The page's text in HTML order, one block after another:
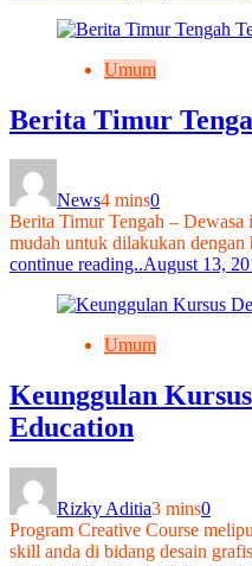
Umum
Berita Timur
News4 mins0
Berita Timur Tengah – Dewasa
mudah untuk dilakukan
continue reading..August 13,
Umum
Keunggulan
Education
Rizky Aditia3 mins0
Program Creative Course
skill anda di bidang desain